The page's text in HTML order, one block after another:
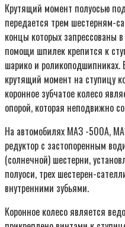
Крутящий момент полуосью
передается трем шестерням-
концы которых запрессованы
помощи шпилек крепится к
шарико и роликоподшипниках.
крутящий момент на ступицу
коронное зубчатое колесо
опорой, которая неподвижно
На автомобилях МАЗ -500А,
редуктор с застопоренным
(солнечной) шестерни,
полуоси, трех шестерен-
внутренними зубьями.
Коронное колесо является